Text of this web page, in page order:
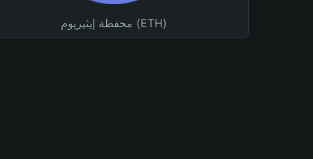
محفظة إيثيريوم (ETH)